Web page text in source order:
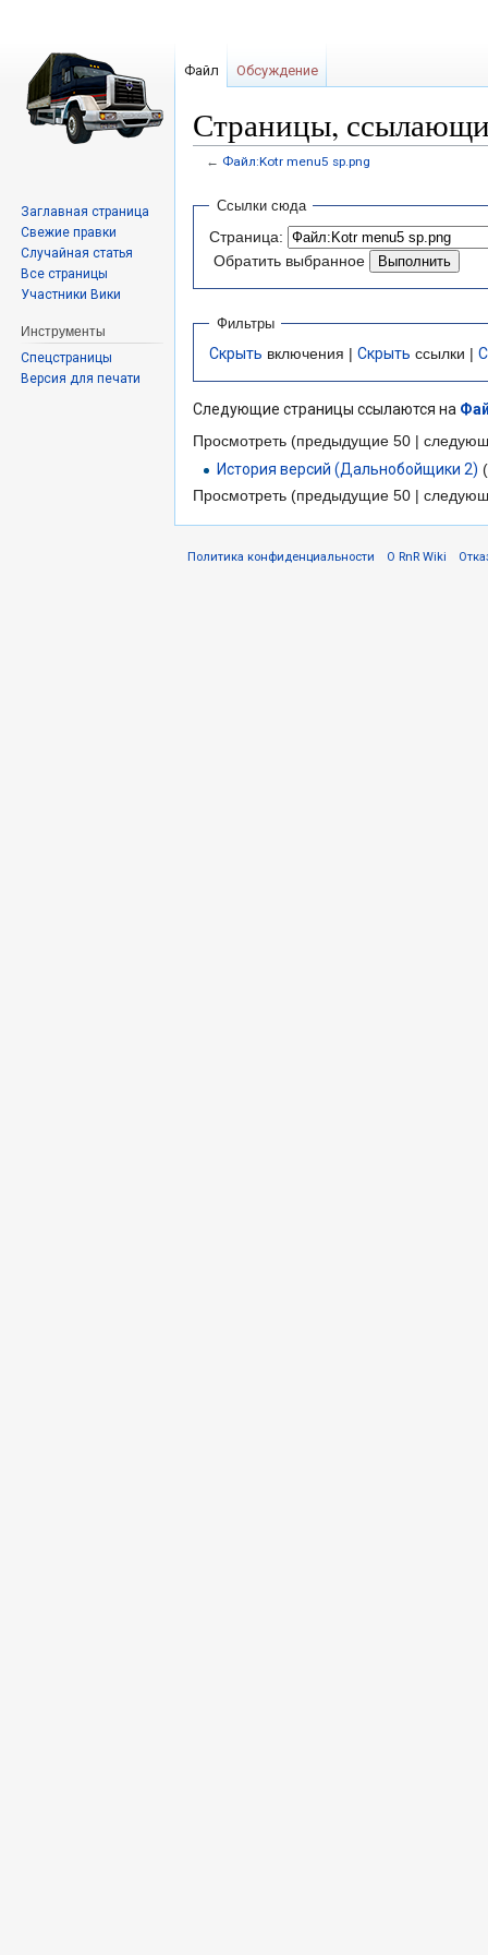
Страницы,
← Файл:Kotr menu5 sp.png
Перейти
навигации
Перейти
поиску
Ссылки сюда
Страница:
Обратить выбранное
Фильтры
Скрыть включения | Скрыть ссылки |
Следующие страницы ссылаются на
Просмотреть (предыдущие 50 |
История версий (Дальнобойщики 2)
Просмотреть (предыдущие 50 |
Файл Обсуждение
Заглавная страница
Свежие правки
Случайная статья
Все страницы
Участники Вики
Инструменты
Спецстраницы
Версия для печати
Политика конфиденциальности О RnR Wiki